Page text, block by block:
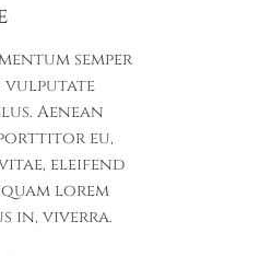
semper
vulputate
Aenean
eu,
eleifend
lorem
in, viverra.